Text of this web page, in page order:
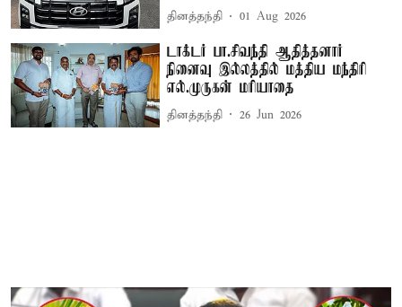
தினத்தந்தி 01 Aug 2026
டாக்டர் பா.சிவந்தி ஆதித்தனார்
நினைவு இல்லத்தில் மத்திய மந்திரி
எல்.முருகன் மரியாதை
தினத்தந்தி 26 Jun 2026